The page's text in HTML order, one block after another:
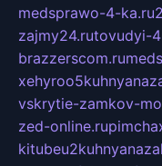
medsprawo-4-ka.ru
zajmy24.rutovudyi-
brazzerscom.ru
vskrytie-zamkov-
zed-online.ru